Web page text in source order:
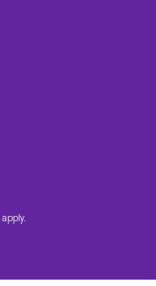
apply.